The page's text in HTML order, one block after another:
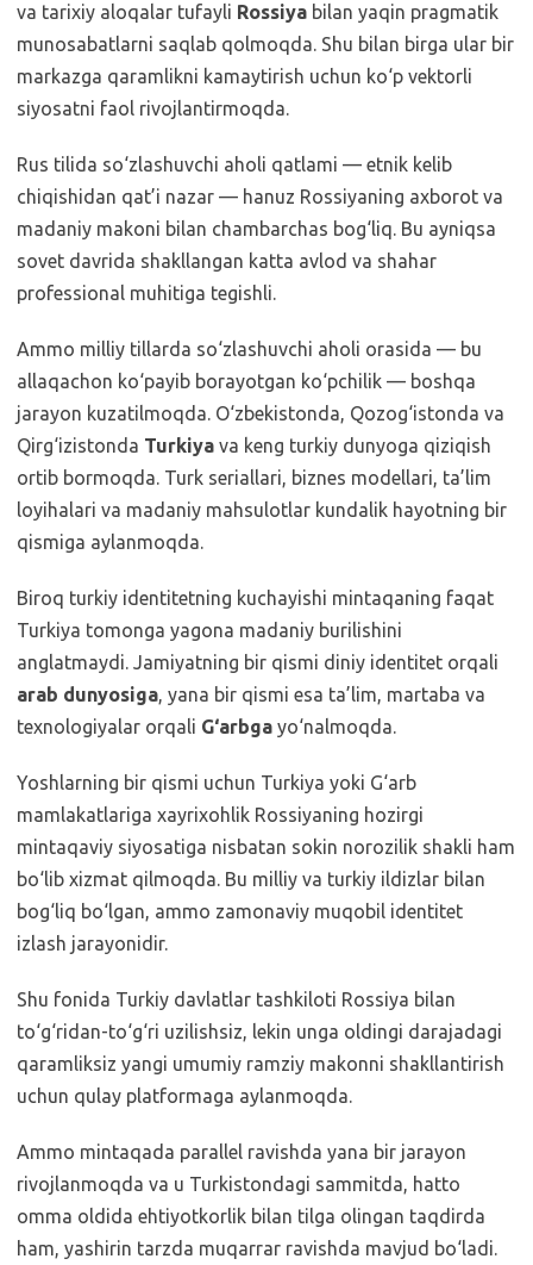
va tarixiy aloqalar tufayli Rossiya bilan yaqin pragmatik
munosabatlarni saqlab qolmoqda. Shu bilan birga ular bir
markazga qaramlikni kamaytirish uchun ko‘p vektorli
siyosatni faol rivojlantirmoqda.
Rus tilida so‘zlashuvchi aholi qatlami — etnik kelib
chiqishidan qat’i nazar — hanuz Rossiyaning axborot va
madaniy makoni bilan chambarchas bog‘liq. Bu ayniqsa
sovet davrida shakllangan katta avlod va shahar
professional muhitiga tegishli.
Ammo milliy tillarda so‘zlashuvchi aholi orasida — bu
allaqachon ko‘payib borayotgan ko‘pchilik — boshqa
jarayon kuzatilmoqda. O‘zbekistonda, Qozog‘istonda va
Qirg‘izistonda Turkiya va keng turkiy dunyoga qiziqish
ortib bormoqda. Turk seriallari, biznes modellari, ta’lim
loyihalari va madaniy mahsulotlar kundalik hayotning bir
qismiga aylanmoqda.
Biroq turkiy identitetning kuchayishi mintaqaning faqat
Turkiya tomonga yagona madaniy burilishini
anglatmaydi. Jamiyatning bir qismi diniy identitet orqali
arab dunyosiga, yana bir qismi esa ta’lim, martaba va
texnologiyalar orqali G‘arbga yo‘nalmoqda.
Yoshlarning bir qismi uchun Turkiya yoki G‘arb
mamlakatlariga xayrixohlik Rossiyaning hozirgi
mintaqaviy siyosatiga nisbatan sokin norozilik shakli ham
bo‘lib xizmat qilmoqda. Bu milliy va turkiy ildizlar bilan
bog‘liq bo‘lgan, ammo zamonaviy muqobil identitet
izlash jarayonidir.
Shu fonida Turkiy davlatlar tashkiloti Rossiya bilan
to‘g‘ridan-to‘g‘ri uzilishsiz, lekin unga oldingi darajadagi
qaramliksiz yangi umumiy ramziy makonni shakllantirish
uchun qulay platformaga aylanmoqda.
Ammo mintaqada parallel ravishda yana bir jarayon
rivojlanmoqda va u Turkistondagi sammitda, hatto
omma oldida ehtiyotkorlik bilan tilga olingan taqdirda
ham, yashirin tarzda muqarrar ravishda mavjud bo‘ladi.